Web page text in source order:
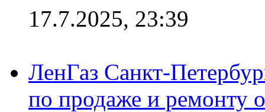
17.7.2025, 23:39
ЛенГаз Санкт-
по продаже и ремонту